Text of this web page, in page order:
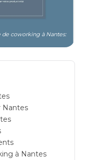
de coworking à Nantes:
Nantes
à Nantes